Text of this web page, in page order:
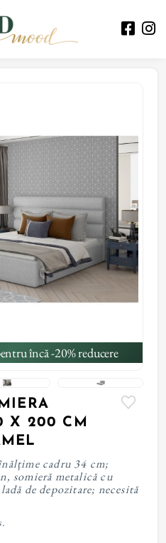
încă -20% reducere
X 200 CM
cadru 34 cm;
somieră metalică cu
de depozitare; necesită